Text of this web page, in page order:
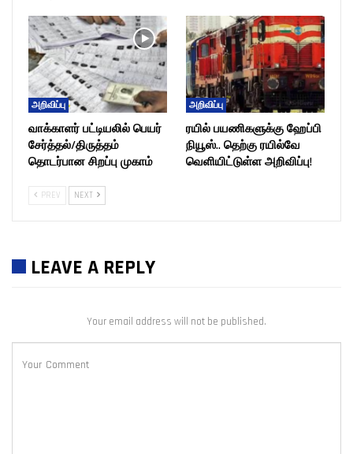
அறிவிப்பு
வாக்காளர் பட்டியலில் பெயர்
சேர்த்தல்/திருத்தம்
தொடர்பான சிறப்பு முகாம்
அறிவிப்பு
ரயில் பயணிகளுக்கு ஹேப்பி
நியூஸ்.. தெற்கு ரயில்வே
வெளியிட்டுள்ள அறிவிப்பு!
PREV NEXT
LEAVE A REPLY
Your email address will not be published.